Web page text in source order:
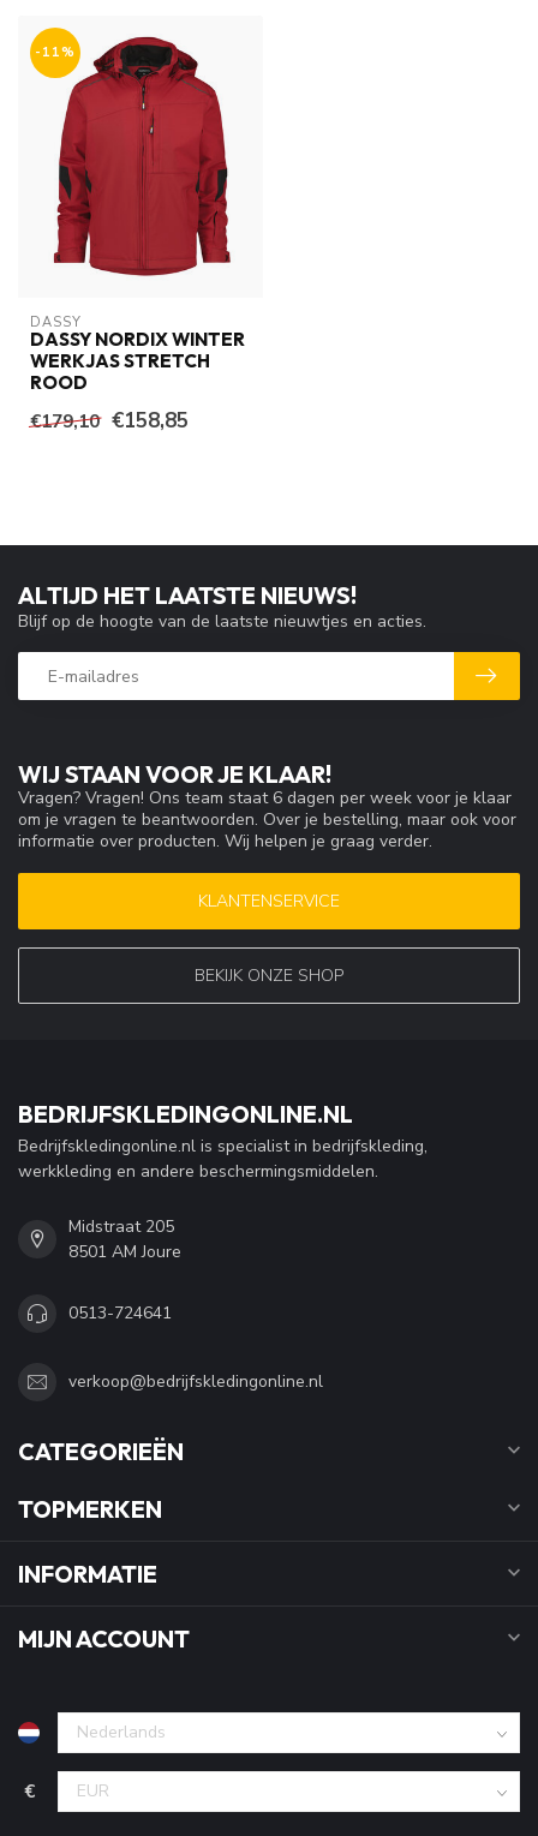
-11%
DASSY
DASSY NORDIX WINTER
WERKJAS STRETCH
ROOD
€179,10 €158,85
WIJ STAAN VOOR JE KLAAR!
Vragen? Vragen! Ons team staat 6 dagen per week voor je klaar
om je vragen te beantwoorden. Over je bestelling, maar ook voor
informatie over producten. Wij helpen je graag verder.
KLANTENSERVICE
BEKIJK ONZE SHOP
ALTIJD HET LAATSTE NIEUWS!
Blijf op de hoogte van de laatste nieuwtjes en acties.
BEDRIJFSKLEDINGONLINE.NL
Bedrijfskledingonline.nl is specialist in bedrijfskleding,
werkkleding en andere beschermingsmiddelen.
Midstraat 205
8501 AM Joure
0513-724641
verkoop@bedrijfskledingonline.nl
CATEGORIEËN
TOPMERKEN
INFORMATIE
MIJN ACCOUNT
€